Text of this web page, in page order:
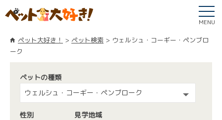
MENU
ペット大好き！ ペット検索
ウェルシュ・コーギー・ペンブロ
ーク
ペットの種類
ウェルシュ・コーギー・ペンブローク
性別
見学地域